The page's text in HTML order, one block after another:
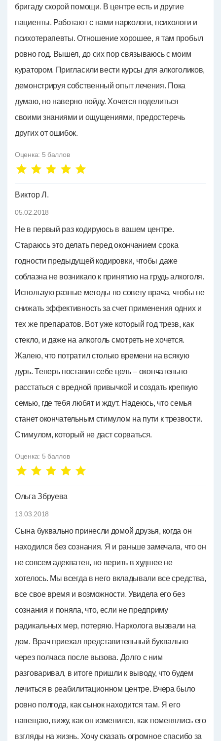
бригаду скорой помощи. В центре есть и другие
пациенты. Работают с нами наркологи, психологи и
психотерапевты. Отношение хорошее, я там пробыл
ровно год. Вышел, до сих пор связываюсь с моим
куратором. Пригласили вести курсы для алкоголиков,
демонстрируя собственный опыт лечения. Пока
думаю, но наверно пойду. Хочется поделиться
своими знаниями и ощущениями, предостеречь
других от ошибок.
Оценка: 5 баллов
Виктор Л.
05.02.2018
Не в первый раз кодируюсь в вашем центре.
Стараюсь это делать перед окончанием срока
годности предыдущей кодировки, чтобы даже
соблазна не возникало к принятию на грудь алкоголя.
Использую разные методы по совету врача, чтобы не
снижать эффективность за счет применения одних и
тех же препаратов. Вот уже который год трезв, как
стекло, и даже на алкоголь смотреть не хочется.
Жалею, что потратил столько времени на всякую
дурь. Теперь поставил себе цель – окончательно
расстаться с вредной привычкой и создать крепкую
семью, где тебя любят и ждут. Надеюсь, что семья
станет окончательным стимулом на пути к трезвости.
Стимулом, который не даст сорваться.
Оценка: 5 баллов
Ольга Збруева
13.03.2018
Сына буквально принесли домой друзья, когда он
находился без сознания. Я и раньше замечала, что он
не совсем адекватен, но верить в худшее не
хотелось. Мы всегда в него вкладывали все средства,
все свое время и возможности. Увидела его без
сознания и поняла, что, если не предприму
радикальных мер, потеряю. Нарколога вызвали на
дом. Врач приехал представительный буквально
через полчаса после вызова. Долго с ним
разговаривал, в итоге пришли к выводу, что будем
лечиться в реабилитационном центре. Вчера было
ровно полгода, как сынок находится там. Я его
навещаю, вижу, как он изменился, как поменялись его
взгляды на жизнь. Хочу сказать огромное спасибо за